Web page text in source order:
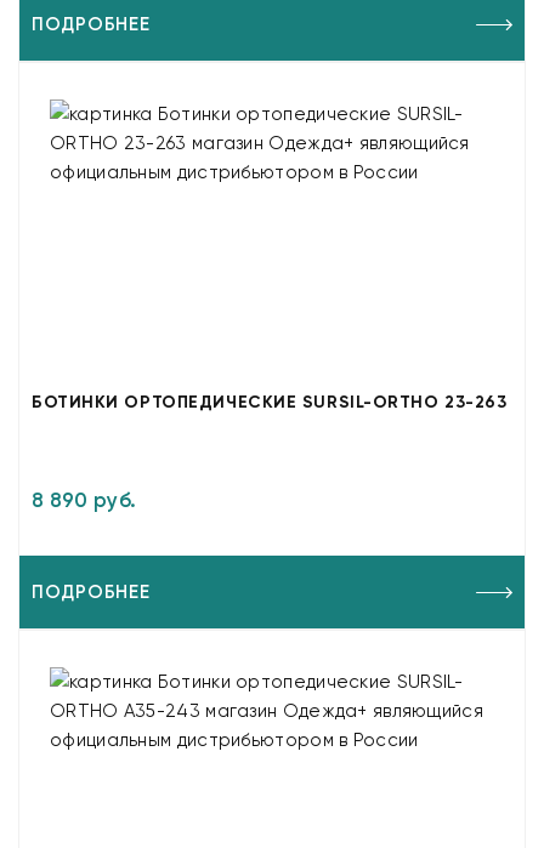
ПОДРОБНЕЕ
БОТИНКИ ОРТОПЕДИЧЕСКИЕ SURSIL-ORTHO 23-263
8 890 руб.
ПОДРОБНЕЕ